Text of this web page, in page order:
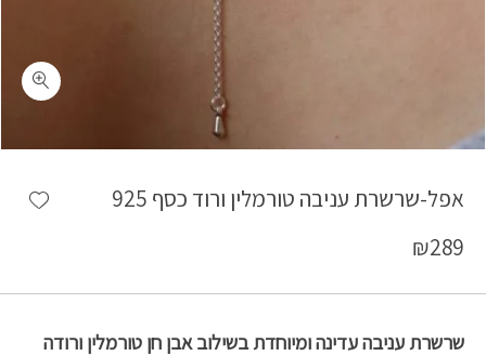
אפל-שרשרת עניבה טורמלין ורוד כסף 925
₪289
שרשרת עניבה עדינה ומיוחדת בשילוב אבן חן טורמלין ורודה